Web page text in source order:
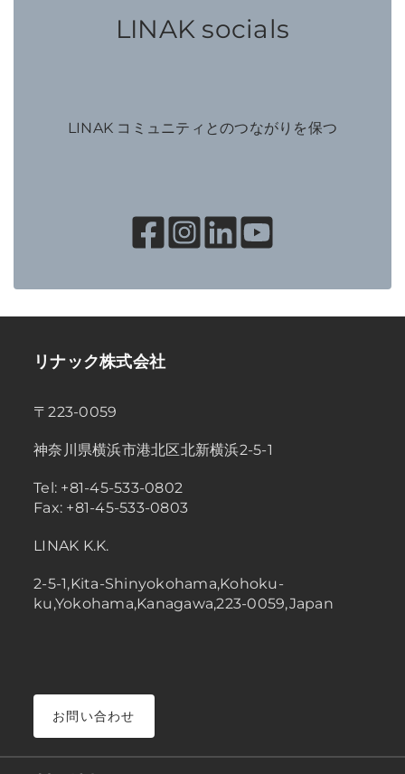
LINAK socials
LINAK コミュニティとのつながりを保つ
リナック株式会社
〒223-0059
神奈川県横浜市港北区北新横浜2-5-1
Tel: +81-45-533-0802
Fax: +81-45-533-0803
LINAK K.K.
2-5-1,Kita-Shinyokohama,Kohoku-
ku,Yokohama,Kanagawa,223-0059,Japan
お問い合わせ